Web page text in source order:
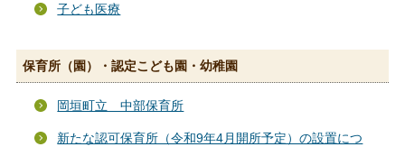
子ども医療
保育所（園）・認定こども園・幼稚園
岡垣町立 中部保育所
新たな認可保育所（令和9年4月開所予定）の設置につ